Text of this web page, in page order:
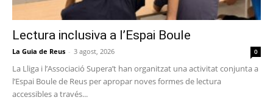
Lectura inclusiva a l’Espai Boule
La Guia de Reus - 3 agost, 2026 0
La Lliga i l’Associació Supera’t han organitzat una activitat conjunta a
l’Espai Boule de Reus per apropar noves formes de lectura
accessibles a través...